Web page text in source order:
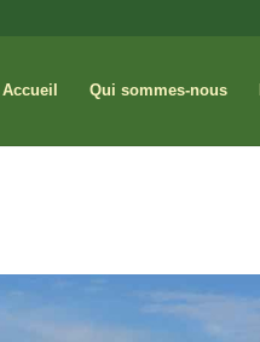
Accueil Qui sommes-nous